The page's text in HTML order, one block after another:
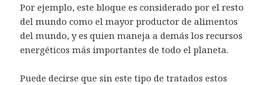
Por ejemplo, este bloque es considerado por el resto
del mundo como el mayor productor de alimentos
del mundo, y es quien maneja a demás los recursos
energéticos más importantes de todo el planeta.
Puede decirse que sin este tipo de tratados estos